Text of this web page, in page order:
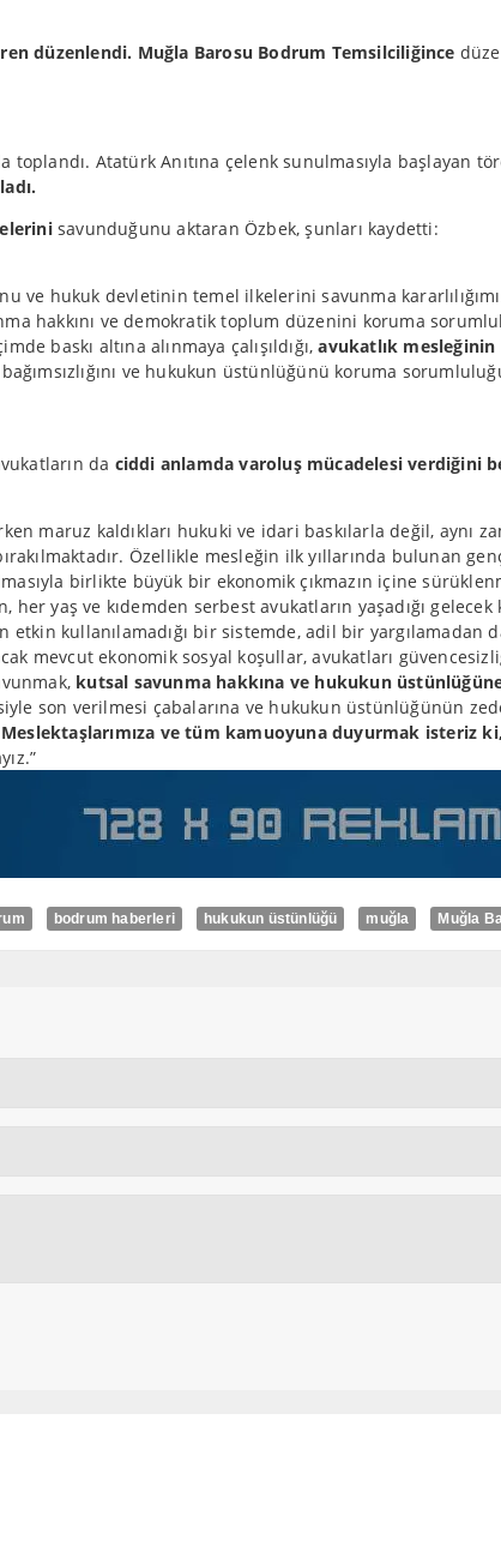
düzenlendi. Muğla Barosu Bodrum Temsilciliğince
toplandı. Atatürk Anıtına çelenk sunulmasıyla başlayan
savunduğunu aktaran Özbek, şunları kaydetti:
ve hukuk devletinin temel ilkelerini savunma
hakkını ve demokratik toplum düzenini koruma
baskı altına alınmaya çalışıldığı,avukatlık mesleğinin
ve hukukun üstünlüğünü koruma
da ciddi anlamda varoluş mücadelesi verdiğini
maruz kaldıkları hukuki ve idari baskılarla değil, aynı
Özellikle mesleğin ilk yıllarında bulunan
birlikte büyük bir ekonomik çıkmazın içine
her yaş ve kıdemden serbest avukatların yaşadığı
etkin kullanılamadığı bir sistemde, adil bir yargılamadan
mevcut ekonomik sosyal koşullar, avukatları
kutsal savunma hakkına ve hukukun
son verilmesi çabalarına ve hukukun üstünlüğünün
Meslektaşlarımıza ve tüm kamuoyuna duyurmak isteriz ki,
bodrum haberleri hukukun üstünlüğü muğla Muğla